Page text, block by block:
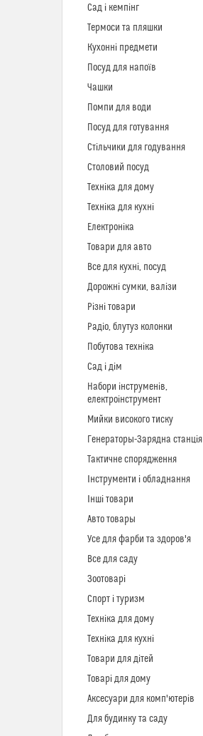
Сад і кемпінг
Термоси та пляшки
Кухонні предмети
Посуд для напоїв
Чашки
Помпи для води
Посуд для готування
Стільчики для годування
Столовий посуд
Техніка для дому
Техніка для кухні
Електроніка
Товари для авто
Все для кухні, посуд
Дорожні сумки, валізи
Різні товари
Радіо, блутуз колонки
Побутова техніка
Сад і дім
Набори інструменів,
електроінструмент
Мийки високого тиску
Генераторы-Зарядна станція
Тактичне спорядження
Інструменти і обладнання
Інші товари
Авто товары
Усе для фарби та здоров'я
Все для саду
Зоотоварі
Спорт і туризм
Техніка для дому
Техніка для кухні
Товари для дітей
Товарі для дому
Аксесуари для комп'ютерів
Для будинку та саду